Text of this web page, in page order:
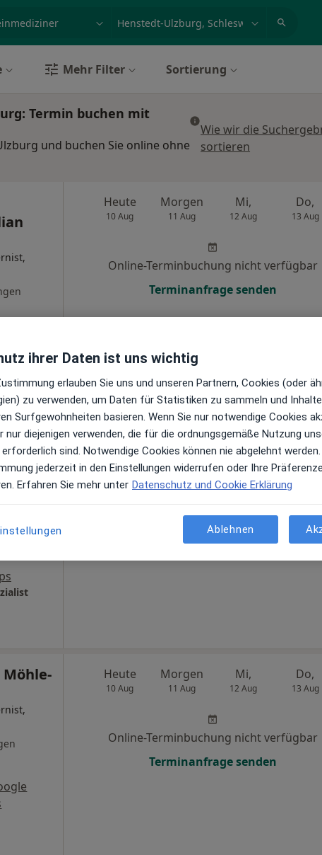
Mehr Filter Sortierung
Termin buchen mit
und buchen Sie online ohne
Wie wir die
sortieren
Heute
10 Aug
Morgen
11 Aug
Mi,
12 Aug
Do,
13 Aug
Online-Terminbuchung nicht verfügbar
Terminanfrage senden
Heute
10 Aug
Morgen
11 Aug
Mi,
12 Aug
Do,
13 Aug
Online-Terminbuchung nicht verfügbar
Möhle-
Heute
10 Aug
Morgen
11 Aug
Mi,
12 Aug
Do,
13 Aug
Online-Terminbuchung nicht verfügbar
Terminanfrage senden
ihrer Daten ist uns wichtig
erlauben Sie uns und unseren Partnern, Cookies (oder
zu verwenden, um Daten für Statistiken zu sammeln und
Surfgewohnheiten basieren. Wenn Sie nur notwendige Cookies
nur diejenigen verwenden, die für die ordnungsgemäße Nutzung
sind. Notwendige Cookies können nie abgelehnt werden.
jederzeit in den Einstellungen widerrufen oder Ihre
Erfahren Sie mehr unter Datenschutz und Cookie Erklärung
Ablehnen